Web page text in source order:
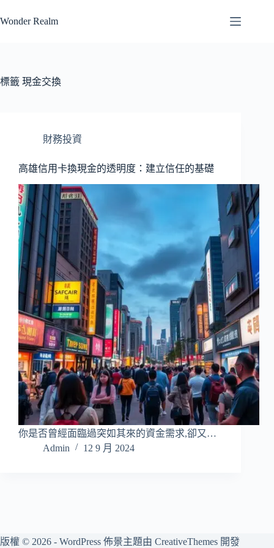
至
容
Wonder Realm
標籤 現金交換
財務投資
高雄信用卡換現金的透明度：建立信任的基礎
你是否曾經面臨過突如其來的資金需求,卻又…
Admin
12 9 月 2024
版權 © 2026 - WordPress 佈景主題由 CreativeThemes 開發